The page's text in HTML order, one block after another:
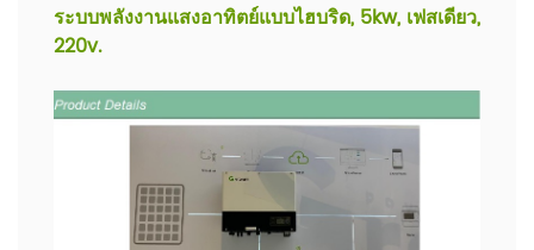
ระบบพลังงานแสงอาทิตย์แบบไฮบริด, 5kw, เฟสเดียว,
220v.